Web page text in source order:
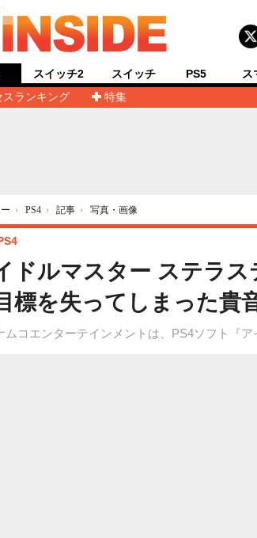
スランキング
特集
スイッチ2 スイッチ PS5 ス
› PS4 › 記事 › 写真・画像
ドルマスター ステラ
標を失ってしまった貴
ムコエンターテインメントは、PS4ソフト『